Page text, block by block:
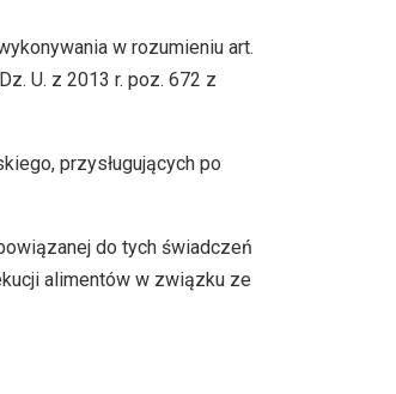
w rozumieniu art.
U. z 2013 r. poz. 672 z
przysługujących po
do tych świadczeń
alimentów w związku ze